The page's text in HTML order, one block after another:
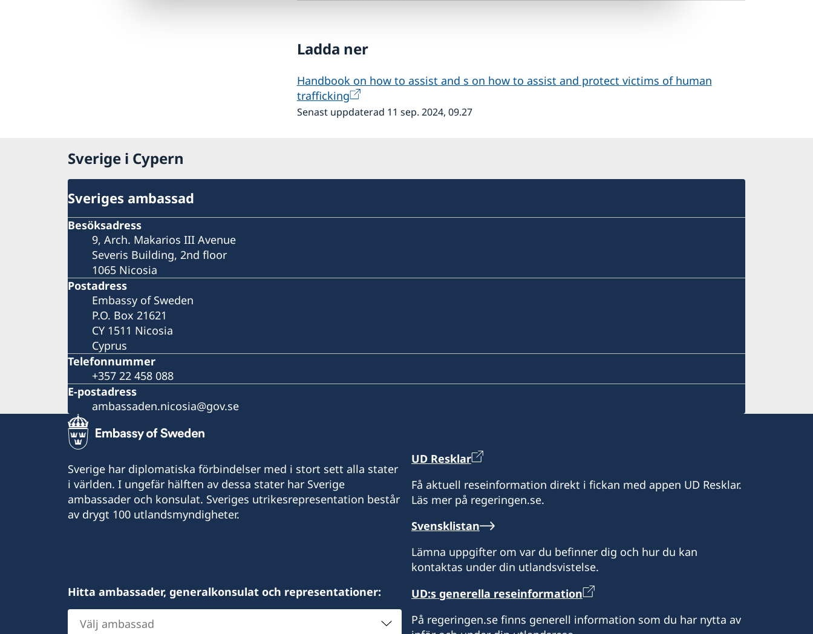
Ladda ner
Handbook on how to assist and s on how to assist and protect victims of human
trafficking
Senast uppdaterad 11 sep. 2024, 09.27
Sverige i Cypern
Sveriges ambassad
Besöksadress
9, Arch. Makarios III Avenue
Severis Building, 2nd floor
1065 Nicosia
Postadress
Embassy of Sweden
P.O. Box 21621
CY 1511 Nicosia
Cyprus
Telefonnummer
+357 22 458 088
E-postadress
ambassaden.nicosia@gov.se
Sverige har diplomatiska förbindelser med i stort sett alla stater
i världen. I ungefär hälften av dessa stater har Sverige
ambassader och konsulat. Sveriges utrikesrepresentation består
av drygt 100 utlandsmyndigheter.
Hitta ambassader, generalkonsulat och representationer:
Välj
ambassad
UD Resklar
Få aktuell reseinformation direkt i fickan med appen UD Resklar.
Läs mer på regeringen.se.
Svensklistan
Lämna uppgifter om var du befinner dig och hur du kan
kontaktas under din utlandsvistelse.
UD:s generella reseinformation
På regeringen.se finns generell information som du har nytta av